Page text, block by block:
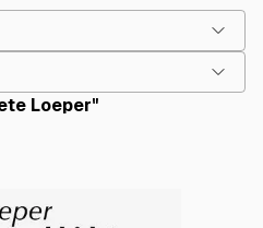
Loeper"